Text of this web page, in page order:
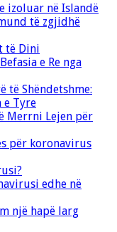
izoluar në Islandë
të zgjidhë
të Dini
e Re nga
të Shëndetshme:
e Tyre
Merrni Lejen për
për koronavirus
edhe në
një hapë larg